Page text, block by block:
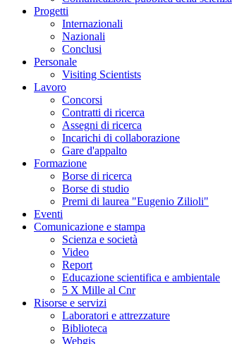
Progetti
Internazionali
Nazionali
Conclusi
Personale
Visiting Scientists
Lavoro
Concorsi
Contratti di ricerca
Assegni di ricerca
Incarichi di collaborazione
Gare d'appalto
Formazione
Borse di ricerca
Borse di studio
Premi di laurea "Eugenio Zilioli"
Eventi
Comunicazione e stampa
Scienza e società
Video
Report
Educazione scientifica e ambientale
5 X Mille al Cnr
Risorse e servizi
Laboratori e attrezzature
Biblioteca
Webgis